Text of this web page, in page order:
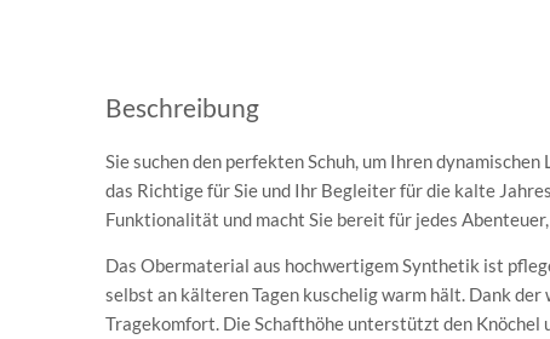
Beschreibung
Sie suchen den perfekten Schuh, um Ihren
das Richtige für Sie und Ihr Begleiter für die kalte
Funktionalität und macht Sie bereit für jedes
Das Obermaterial aus hochwertigem Synthetik ist
selbst an kälteren Tagen kuschelig warm hält. Dank
Tragekomfort. Die Schafthöhe unterstützt den